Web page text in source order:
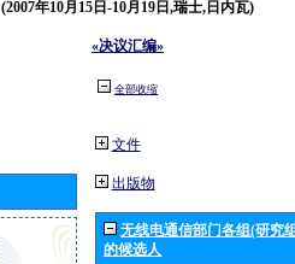
(2007年10月15日-10月19日,瑞士,日内瓦)
«决议汇编»
全部收缩
文件
出版物
无线电通信部门各组(研究
的候选人